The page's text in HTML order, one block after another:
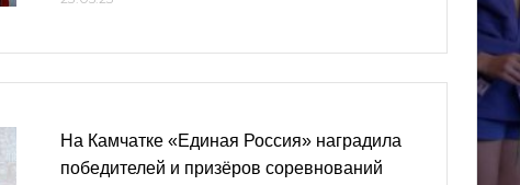
На Камчатке «Единая Россия» наградила
победителей и призёров соревнований